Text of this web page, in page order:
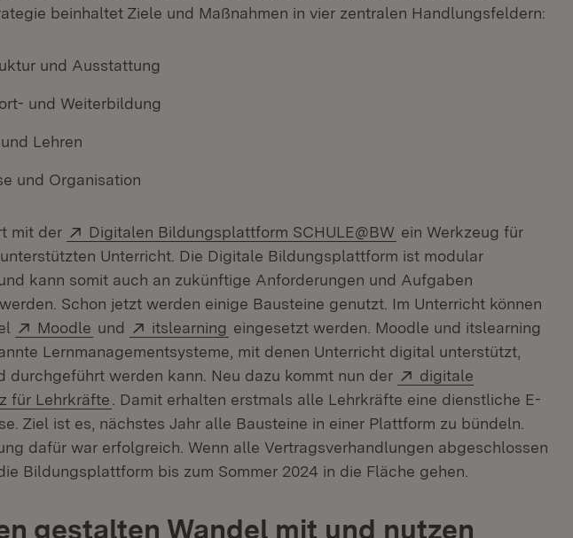
beinhaltet Ziele und Maßnahmen in vier zentralen Handlungsfeldern:
und Ausstattung
und Weiterbildung
Lehren
und Organisation
mit der Extern:
Digitalen Bildungsplattform SCHULE@BW (Öffnet in neuem Fenster)
ein Werkzeug für
Unterricht. Die Digitale Bildungsplattform ist modular
kann somit auch an zukünftige Anforderungen und Aufgaben
Schon jetzt werden einige Bausteine genutzt. Im Unterricht können
Extern:
Moodle (Öffnet in neuem Fenster)
und Extern:
itslearning (Öffnet in neuem Fenster)
eingesetzt werden. Moodle und itslearning
Lernmanagementsysteme, mit denen Unterricht digital unterstützt,
durchgeführt werden kann. Neu dazu kommt nun der
Extern:
digitale
für Lehrkräfte (Öffnet in neuem Fenster)
. Damit erhalten erstmals alle Lehrkräfte eine dienstliche E-
Ziel ist es, nächstes Jahr alle Bausteine in einer Plattform zu bündeln.
dafür war erfolgreich. Wenn alle Vertragsverhandlungen abgeschlossen
Bildungsplattform bis zum Sommer 2024 in die Fläche gehen.
gestalten Wandel mit und nutzen